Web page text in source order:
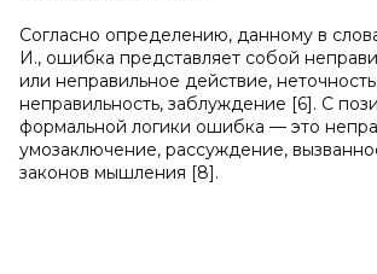
Согласно определению, данному в
И., ошибка представляет собой
или неправильное действие,
неправильность, заблуждение [6]. С
формальной логики ошибка — это
умозаключение, рассуждение,
законов мышления [8].